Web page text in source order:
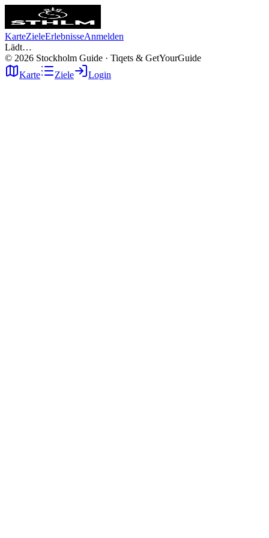
KarteZieleErlebnisseAnmelden
Lädt…
© 2026 Stockholm Guide · Tiqets & GetYourGuide
Karte
Ziele Login